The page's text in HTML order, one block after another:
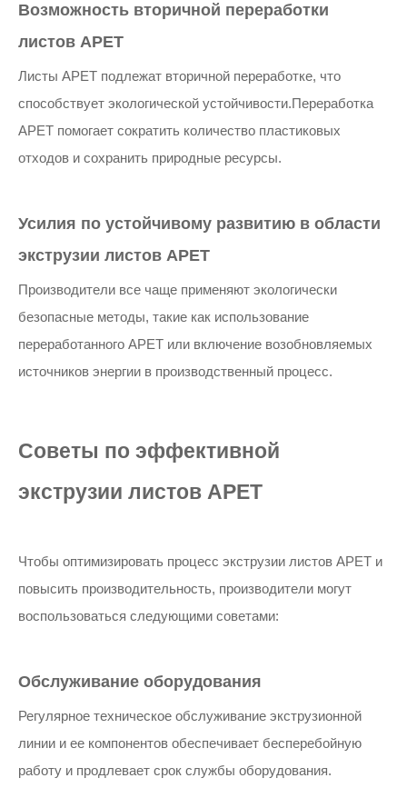
Возможность вторичной переработки
листов APET
Листы APET подлежат вторичной переработке, что
способствует экологической устойчивости.Переработка
APET помогает сократить количество пластиковых
отходов и сохранить природные ресурсы.
Усилия по устойчивому развитию в области
экструзии листов APET
Производители все чаще применяют экологически
безопасные методы, такие как использование
переработанного APET или включение возобновляемых
источников энергии в производственный процесс.
Советы по эффективной
экструзии листов APET
Чтобы оптимизировать процесс экструзии листов APET и
повысить производительность, производители могут
воспользоваться следующими советами:
Обслуживание оборудования
Регулярное техническое обслуживание экструзионной
линии и ее компонентов обеспечивает бесперебойную
работу и продлевает срок службы оборудования.